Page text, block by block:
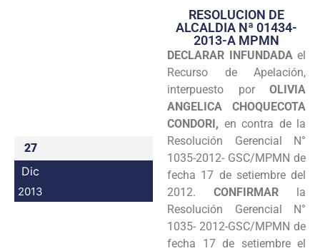
Transparencia
Seguridad
Programas
Intranet
27
Dic
2013
RESOLUCION DE
ALCALDIA Nª 01434-
2013-A MPMN
DECLARAR INFUNDADA el
Recurso de Apelación,
interpuesto por OLIVIA
ANGELICA CHOQUECOTA
CONDORI, en contra de la
Resolución Gerencial N°
1035-2012- GSC/MPMN de
fecha 17 de setiembre del
2012. CONFIRMAR la
Resolución Gerencial N°
1035- 2012-GSC/MPMN de
fecha 17 de setiembre el